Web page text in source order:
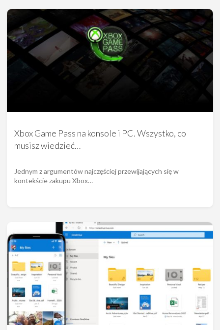
Xbox Game Pass na konsole i PC. Wszystko, co
musisz wiedzieć…
Jednym z argumentów najczęściej przewijających się w
kontekście zakupu Xbox…